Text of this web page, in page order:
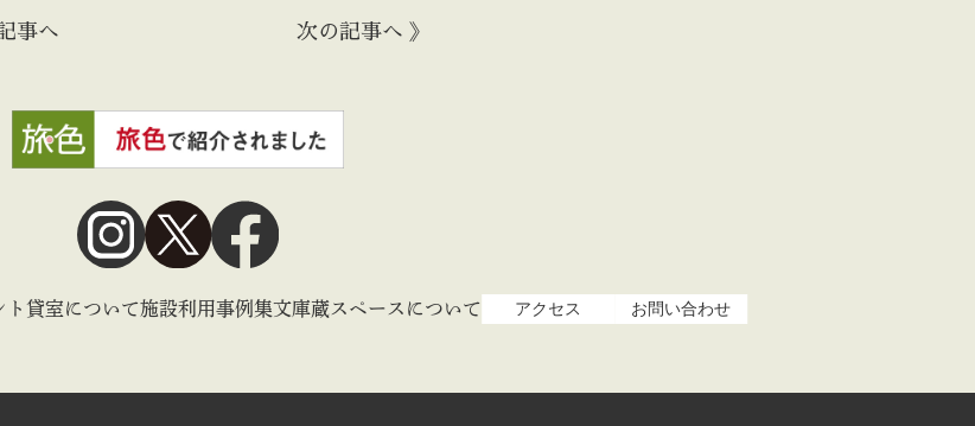
事へ 次の記事へ 》
ト 貸室について施設利用事例集文庫蔵スペースについて アクセス お問い合わせ